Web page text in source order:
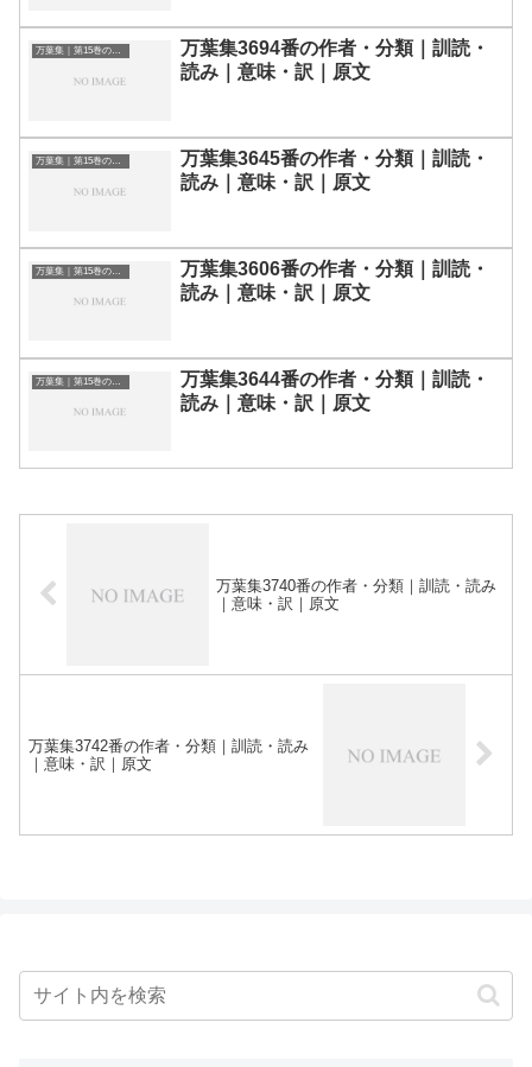
万葉集｜第15巻の和歌一覧
万葉集3694番の作者・分類｜訓読・
読み｜意味・訳｜原文
万葉集｜第15巻の和歌一覧
万葉集3645番の作者・分類｜訓読・
読み｜意味・訳｜原文
万葉集｜第15巻の和歌一覧
万葉集3606番の作者・分類｜訓読・
読み｜意味・訳｜原文
万葉集｜第15巻の和歌一覧
万葉集3644番の作者・分類｜訓読・
読み｜意味・訳｜原文
万葉集3740番の作者・分類｜訓読・読み
｜意味・訳｜原文
万葉集3742番の作者・分類｜訓読・読み
｜意味・訳｜原文